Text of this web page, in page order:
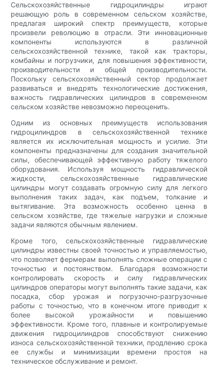
Сельскохозяйственные гидроцилиндры играют
решающую роль в современном сельском хозяйстве,
предлагая широкий спектр преимуществ, которые
произвели революцию в отрасли. Эти инновационные
компоненты используются в различной
сельскохозяйственной технике, такой как тракторы,
комбайны и погрузчики, для повышения эффективности,
производительности и общей производительности.
Поскольку сельскохозяйственный сектор продолжает
развиваться и внедрять технологические достижения,
важность гидравлических цилиндров в современном
сельском хозяйстве невозможно переоценить.
Одним из основных преимуществ использования
гидроцилиндров в сельскохозяйственной технике
является их исключительная мощность и усилие. Эти
компоненты предназначены для создания значительной
силы, обеспечивающей эффективную работу тяжелого
оборудования. Используя мощность гидравлической
жидкости, сельскохозяйственные гидравлические
цилиндры могут создавать огромную силу для легкого
выполнения таких задач, как подъем, толкание и
вытягивание. Эта возможность особенно ценна в
сельском хозяйстве, где тяжелые нагрузки и сложные
задачи являются обычным явлением.
Кроме того, сельскохозяйственные гидравлические
цилиндры известны своей точностью и управляемостью,
что позволяет фермерам выполнять сложные операции с
точностью и постоянством. Благодаря возможности
контролировать скорость и силу гидравлических
цилиндров операторы могут выполнять такие задачи, как
посадка, сбор урожая и погрузочно-разгрузочные
работы с точностью, что в конечном итоге приводит к
более высокой урожайности и повышению
эффективности. Кроме того, плавные и контролируемые
движения гидроцилиндров способствуют снижению
износа сельскохозяйственной техники, продлению срока
ее службы и минимизации времени простоя на
техническое обслуживание и ремонт.